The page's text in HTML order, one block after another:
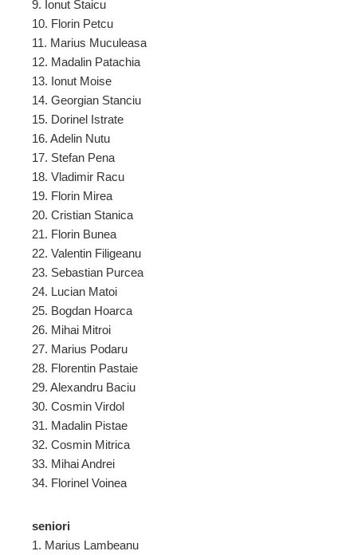
9. Ionut Staicu
10. Florin Petcu
11. Marius Muculeasa
12. Madalin Patachia
13. Ionut Moise
14. Georgian Stanciu
15. Dorinel Istrate
16. Adelin Nutu
17. Stefan Pena
18. Vladimir Racu
19. Florin Mirea
20. Cristian Stanica
21. Florin Bunea
22. Valentin Filigeanu
23. Sebastian Purcea
24. Lucian Matoi
25. Bogdan Hoarca
26. Mihai Mitroi
27. Marius Podaru
28. Florentin Pastaie
29. Alexandru Baciu
30. Cosmin Virdol
31. Madalin Pistae
32. Cosmin Mitrica
33. Mihai Andrei
34. Florinel Voinea
seniori
1. Marius Lambeanu